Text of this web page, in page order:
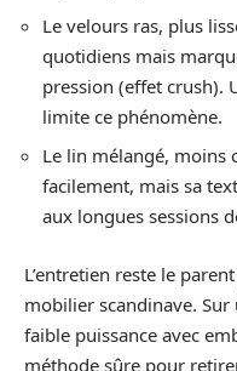
Le velours ras, plus
quotidiens mais
pression (effet crush).
limite ce phénomène.
Le lin mélangé, moins
facilement, mais sa
aux longues sessions
L’entretien reste le
mobilier scandinave. Sur
faible puissance avec
méthode sûre pour